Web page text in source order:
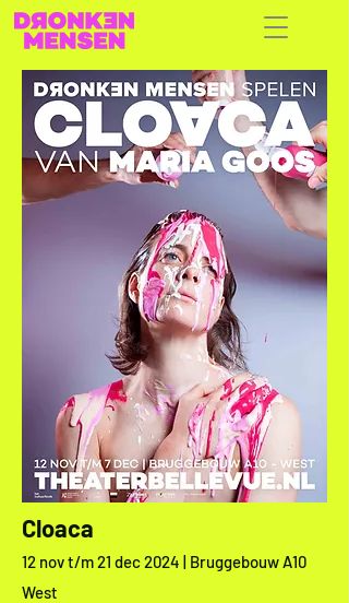
Cloaca
12 nov t/m 21 dec 2024 | Bruggebouw A10
West